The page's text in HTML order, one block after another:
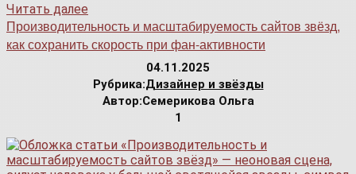
Читать далее
Производительность и масштабируемость сайтов звёзд,
как сохранить скорость при фан-активности
04.11.2025
Рубрика:Дизайнер и звёзды
Автор:Семерикова Ольга
1